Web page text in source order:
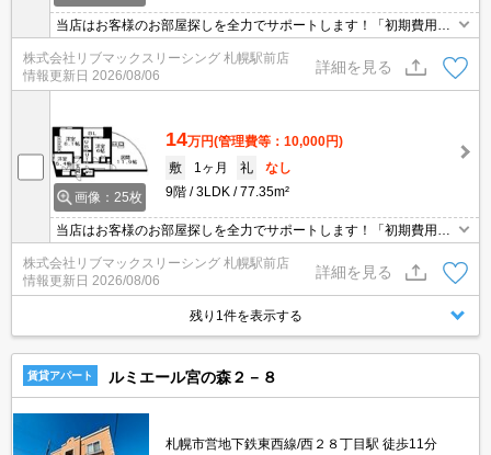
当店はお客様のお部屋探しを全力でサポートします！「初期費用を
安くしたい」「契約について相談したい」「見学や契約をオンライ
ンで行いたい」等、何でもご相談下さい。満足出来るまでとことん
お付き合い致します。
株式会社リブマックスリーシング 札幌駅前店
情報更新日 2026/08/06
詳細を見る
画像：25枚
14万円(管理費等：10,000円)
敷
1ヶ月 礼
なし
9階
3LDK 77.35m²
当店はお客様のお部屋探しを全力でサポートします！「初期費用を
安くしたい」「契約について相談したい」「見学や契約をオンライ
ンで行いたい」等、何でもご相談下さい。満足出来るまでとことん
お付き合い致します。
株式会社リブマックスリーシング 札幌駅前店
情報更新日 2026/08/06
詳細を見る
残り1件を表示する
賃貸アパート ルミエール宮の森２－８
札幌市営地下鉄東西線/西２８丁目駅 徒歩11分